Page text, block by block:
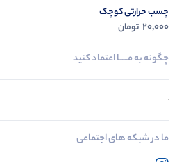
چسب حرارتی کوچک
20,000 تومان
چگونه به مــــــا اعتماد کنید
ما در شبکه های اجتماعی